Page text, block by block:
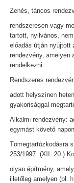
Zenés, táncos
rendszeresen vagy
tartott, nyilvános,
előadás útján nyújtott
rendezvény, amelyen
rendelkezni.
Rendszeres
adott helyszínen
gyakorisággal
Alkalmi rendezvény:
egymást követő
Tömegtartózkodásra
253/1997. (XII. 20.)
olyan építmény,
illetőleg amelyen (pl.